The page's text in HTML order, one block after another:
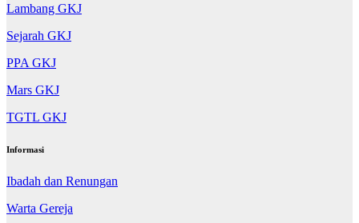
Lambang GKJ
Sejarah GKJ
PPA GKJ
Mars GKJ
TGTL GKJ
Informasi
Ibadah dan Renungan
Warta Gereja